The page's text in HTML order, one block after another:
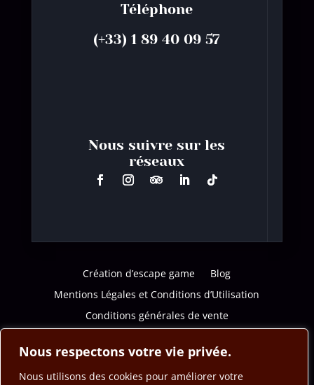
Nous respectons votre vie privée.
Nous utilisons des cookies pour améliorer votre
Téléphone
(+33) 1 89 40 09 57
Nous suivre sur les
réseaux
Création d’escape game
Blog
Mentions Légales et Conditions d’Utilisation
Conditions générales de vente